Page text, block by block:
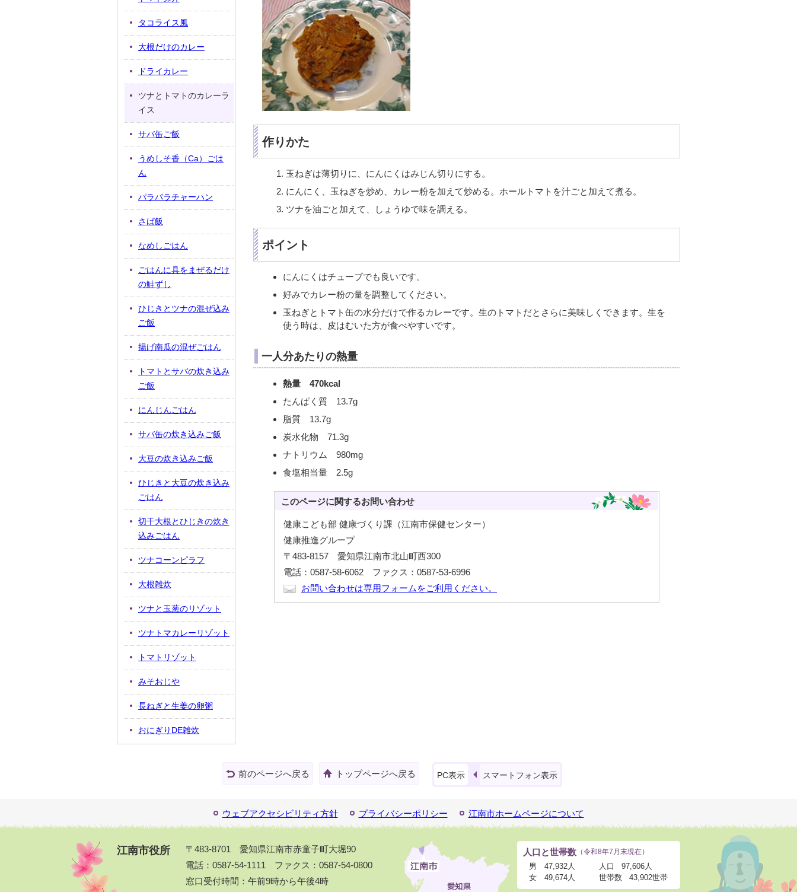
作りかた
玉ねぎは薄切りに、にんにくはみじん切りにする。
にんにく、玉ねぎを炒め、カレー粉を加えて炒める。ホールトマトを汁ごと加えて煮る。
ツナを油ごと加えて、しょうゆで味を調える。
ポイント
にんにくはチューブでも良いです。
好みでカレー粉の量を調整してください。
玉ねぎとトマト缶の水分だけで作るカレーです。生のトマトだとさらに美味しくできます。生を
使う時は、皮はむいた方が食べやすいです。
一人分あたりの熱量
熱量 470kcal
たんぱく質 13.7g
脂質 13.7g
炭水化物 71.3g
ナトリウム 980mg
食塩相当量 2.5g
このページに関するお問い合わせ
健康こども部 健康づくり課（江南市保健センター）
健康推進グループ
〒483-8157 愛知県江南市北山町西300
電話：0587-58-6062 ファクス：0587-53-6996
お問い合わせは専用フォームをご利用ください。
タコライス風
大根だけのカレー
ドライカレー
ツナとトマトのカレーラ
イス
サバ缶ご飯
うめしそ香（Ca）ごは
ん
パラパラチャーハン
さば飯
なめしごはん
ごはんに具をまぜるだけ
の鮭ずし
ひじきとツナの混ぜ込み
ご飯
揚げ南瓜の混ぜごはん
トマトとサバの炊き込み
ご飯
にんじんごはん
サバ缶の炊き込みご飯
大豆の炊き込みご飯
ひじきと大豆の炊き込み
ごはん
切干大根とひじきの炊き
込みごはん
ツナコーンピラフ
大根雑炊
ツナと玉葱のリゾット
ツナトマカレーリゾット
トマトリゾット
みそおじや
長ねぎと生姜の卵粥
おにぎりDE雑炊
前のページへ戻る トップページへ戻る PC表示 スマートフォン表示
ウェブアクセシビリティ方針 プライバシーポリシー 江南市ホームページについて
江南市役所
〒483-8701 愛知県江南市赤童子町大堀90
電話：0587-54-1111 ファクス：0587-54-0800
窓口受付時間：午前9時から午後4時
人口と世帯数 （令和8年7月末現在）
男
47,932人
女
49,674人
人口
97,606人
世帯数
43,902世帯